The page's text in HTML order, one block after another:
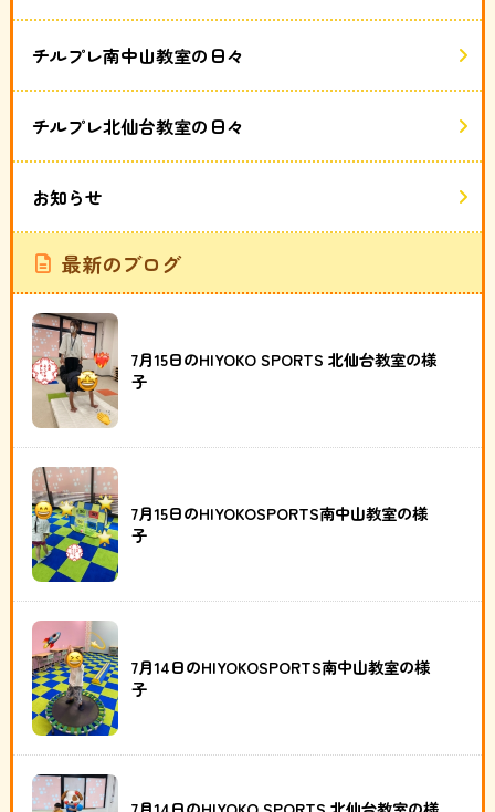
チルプレ南中山教室の日々
チルプレ北仙台教室の日々
お知らせ
最新のブログ
7月15日のHIYOKO SPORTS 北仙台教室の様
子
7月15日のHIYOKOSPORTS南中山教室の様
子
7月14日のHIYOKOSPORTS南中山教室の様
子